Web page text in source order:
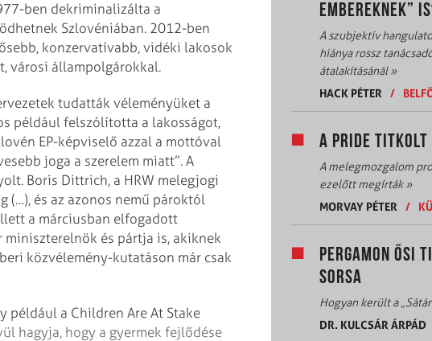
ben dekriminalizálta a
Szlovéniában. 2012-ben
konzervatívabb, vidéki lakosok
városi állampolgárokkal.
tudatták véleményüket a
például felszólította a lakosságot,
EP-képviselő azzal a mottóval
joga a szerelem miatt”. A
Boris Dittrich, a HRW melegjogi
(…), és az azonos nemű pároktól
a márciusban elfogadott
és pártja is, akiknek
közvélemény-kutatáson már csak
a Children Are At Stake
hagyja, hogy a gyermek fejlődése
EMBEREKNEK”
A szubjektív
hiánya rossz
átalakításánál»
HACK PÉTER
/
A PRIDE TITKOLT
A melegmozgalom
ezelőtt megírták»
MORVAY PÉTER
/
PERGAMON ŐSI
SORSA
Hogyan került a
DR. KULCSÁR ÁRPÁD